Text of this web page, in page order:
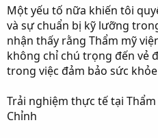
Một yếu tố nữa khiến tôi
và sự chuẩn bị kỹ lưỡng
nhận thấy rằng Thẩm mỹ
không chỉ chú trọng đến vẻ
trong việc đảm bảo sức
Trải nghiệm thực tế tại
Chỉnh